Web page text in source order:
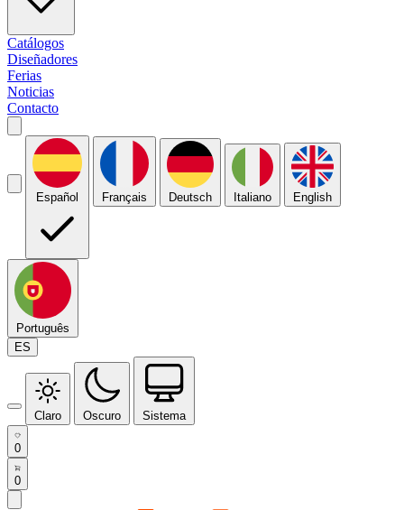
Catálogos
Diseñadores
Ferias
Noticias
Contacto
Español Français Deutsch Italiano English
Português
ES
Claro Oscuro Sistema
0
0